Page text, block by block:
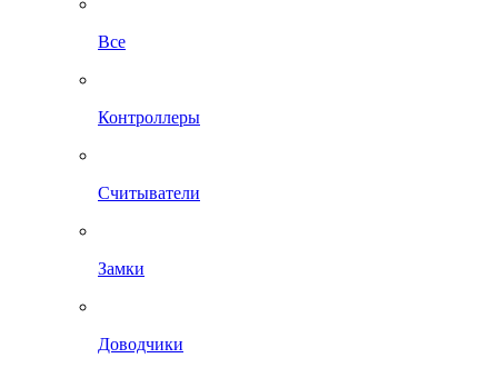
Все
Контроллеры
Считыватели
Замки
Доводчики